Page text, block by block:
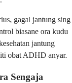
gagal jantung sing
biasane ora kudu
jantung
obat ADHD anyar.
Sengaja